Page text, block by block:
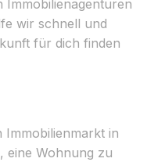
wir schnell und
für dich finden
Immobilienmarkt in
eine Wohnung zu